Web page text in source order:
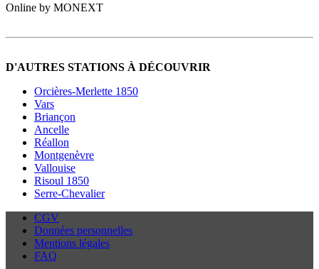
Online by MONEXT
D'AUTRES STATIONS À DÉCOUVRIR
Orcières-Merlette 1850
Vars
Briançon
Ancelle
Réallon
Montgenèvre
Vallouise
Risoul 1850
Serre-Chevalier
CGV
Données personnelles
Mentions légales
FAQ